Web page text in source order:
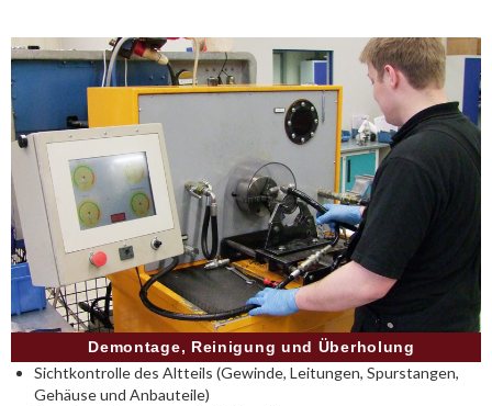
Demontage, Reinigung und Überholung
Sichtkontrolle des Altteils (Gewinde, Leitungen, Spurstangen,
Gehäuse und Anbauteile)